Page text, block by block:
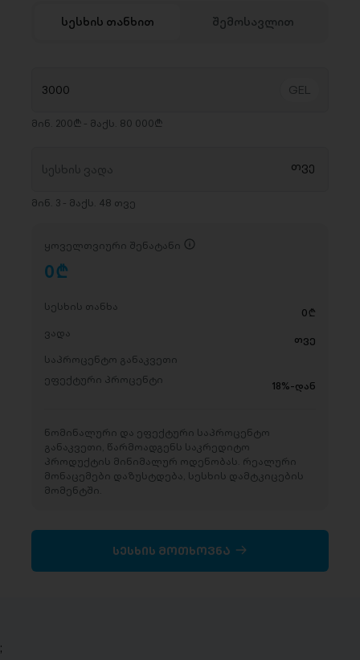
სესხის თანხით შემოსავლით
მინ. 200₾ - მაქს. 80 000₾
მინ. 3 - მაქს. 48 თვე
ყოველთვიური შენატანი
0D
სესხის თანხა 0 D
ვადა
თვე
საპროცენტო განაკვეთი
ეფექტური პროცენტი
18%-დან
ნომინალური და ეფექტური საპროცენტო
განაკვეთი, წარმოადგენს საკრედიტო
პროდუქტის მინიმალურ ოდენობას. რეალური
მონაცემები დაზუსტდება, სესხის დამტკიცების
მომენტში.
სესხის მოთხოვნა
;